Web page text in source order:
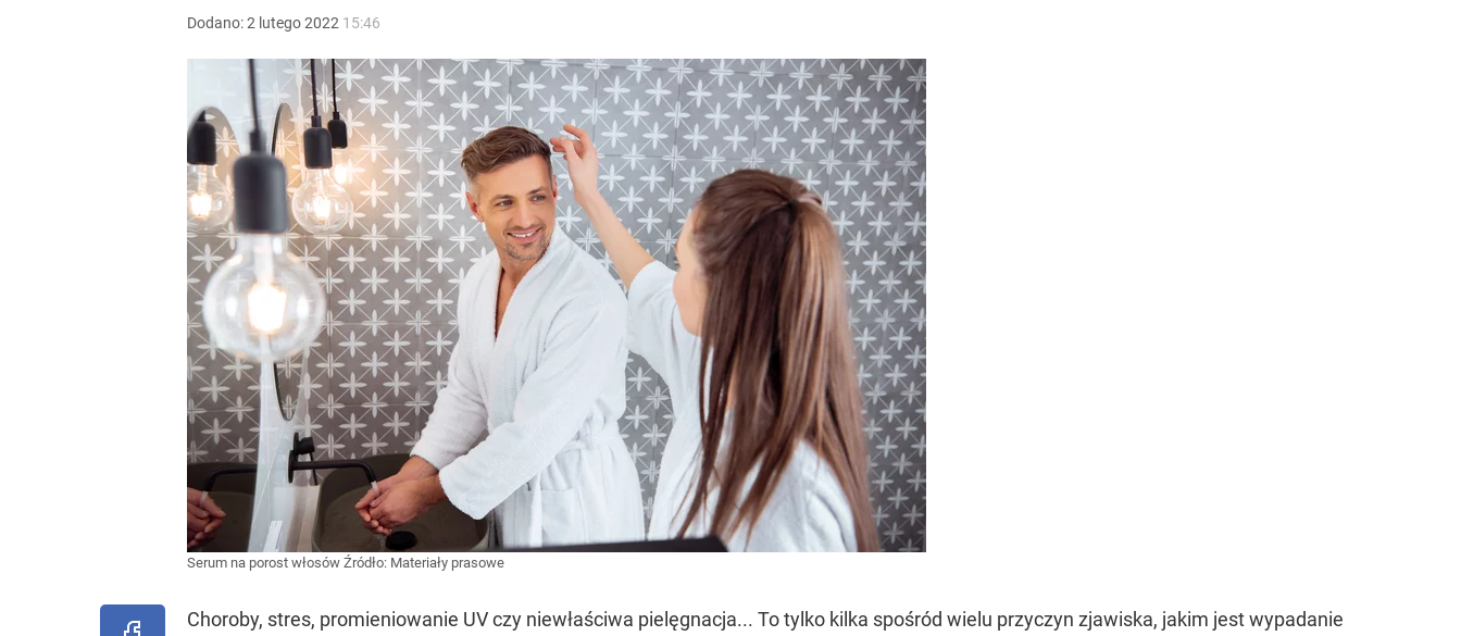
Dodano:2 lutego2022 15:46
Serum na porost włosów Źródło: Materiały prasowe
Choroby, stres, promieniowanie UV czy niewłaściwa pielęgnacja... To tylko kilka spośród wielu przyczyn zjawiska, jakim jest wypadanie